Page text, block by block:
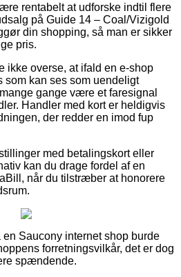
rentabelt at udforske indtil flere
på Guide 14 – Coal/Vizigold
din shopping, så man er sikker
pris.
ikke overse, at ifald en e-shop
kan ses som uendeligt
gange være et faresignal
Handler med kort er heldigvis
der redder en imod fup
med betalingskort eller
kan du drage fordel af en
når du tilstræber at honorere
Saucony internet shop burde
forretningsvilkår, det er dog
spændende.